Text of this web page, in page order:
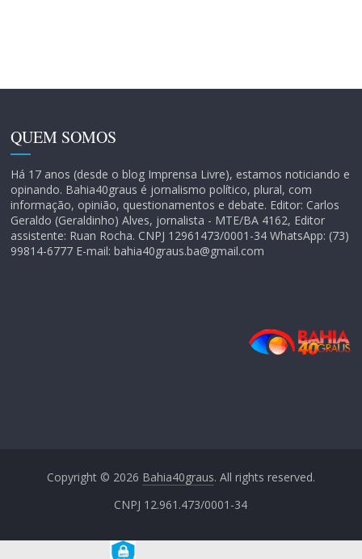
QUEM SOMOS
Há 17 anos (desde o blog Imprensa Livre), estamos noticiando e
opinando. Bahia40graus é jornalismo político, plural, com
informação, opinião, questionamentos e debate. Editor: Carlos
Geraldo (Geraldinho) Alves, jornalista - MTE/BA 4162, Editor
assistente: Ruan Rocha. CNPJ 12961473/0001-34 WhatsApp: (73)
99814-6777 E-mail: bahia40graus.ba@gmail.com
Copyright © 2026 Bahia40graus. All rights reserved.
CNPJ 12.961.473/0001-34